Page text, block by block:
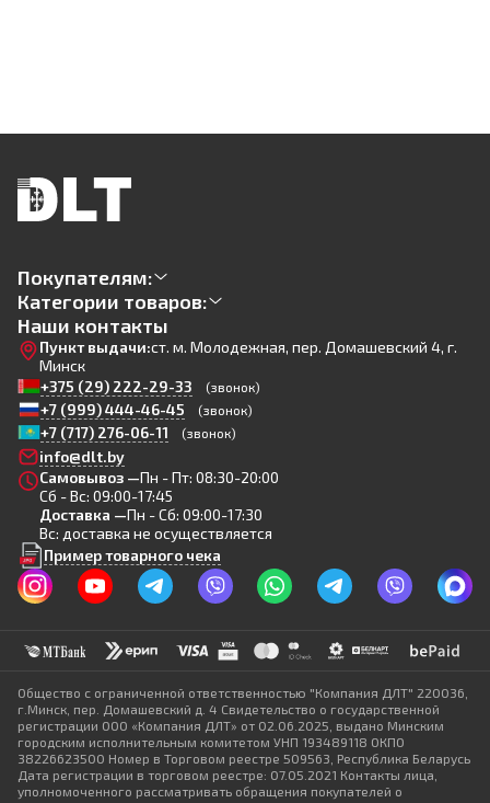
Покупателям:
Категории товаров:
Наши контакты
Пункт выдачи:ст. м. Молодежная, пер. Домашевский 4, г.
Минск
+375 (29) 222-29-33
(звонок)
+7 (999) 444-46-45 (звонок)
+7 (717) 276-06-11 (звонок)
info@dlt.by
Самовывоз —Пн - Пт: 08:30-20:00
Сб - Вс: 09:00-17:45
Доставка —Пн - Сб: 09:00-17:30
Вс: доставка не осуществляется
Пример товарного чека
Общество с ограниченной ответственностью "Компания ДЛТ" 220036,
г.Минск, пер. Домашевский д. 4 Свидетельство о государственной
регистрации ООО «Компания ДЛТ» от 02.06.2025, выдано Минским
городским исполнительным комитетом УНП 193489118 ОКПО
38226623500 Номер в Торговом реестре 509563, Республика Беларусь
Дата регистрации в торговом реестре: 07.05.2021 Контакты лица,
уполномоченного рассматривать обращения покупателей о